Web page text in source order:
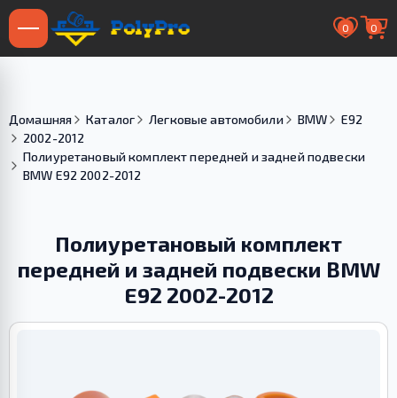
0 0
Домашняя Каталог Легковые автомобили BMW
E92
2002-2012
Полиуретановый комплект передней и задней подвески
BMW E92 2002-2012
Полиуретановый комплект
передней и задней подвески BMW
E92 2002-2012